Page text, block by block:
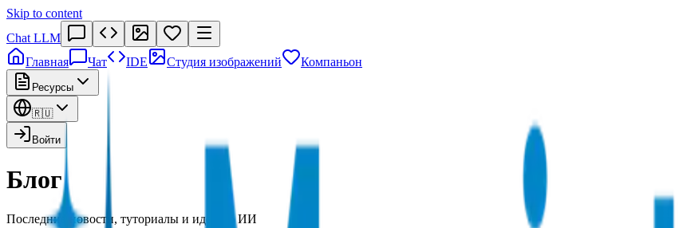
Skip to content
Chat LLM
Главная
Чат IDE Студия изображений Компаньон
Ресурсы
🇷🇺
Войти
Блог
Последние новости, туториалы и идеи об ИИ